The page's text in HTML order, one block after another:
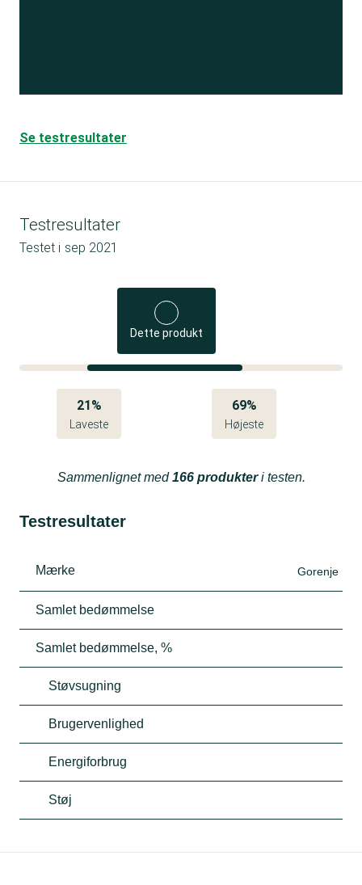
Se testresultater
Testresultater
Testet i sep 2021
Dette produkt
21%
Laveste
69%
Højeste
Sammenlignet med166 produkteri testen.
Testresultater
Mærke Gorenje
Samlet bedømmelse
Samlet bedømmelse, %
Støvsugning
Brugervenlighed
Energiforbrug
Støj